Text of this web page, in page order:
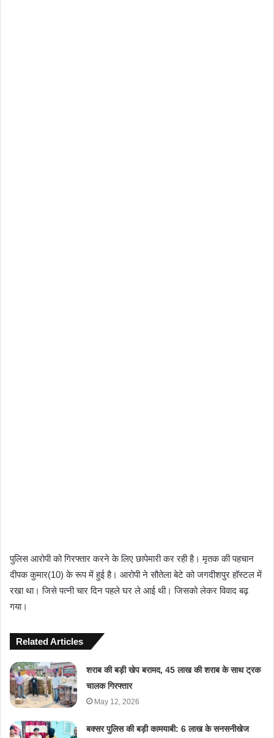
पुलिस आरोपी को गिरफ्तार करने के लिए छापेमारी कर रही है। मृतक की पहचान
दीपक कुमार(10) के रूप में हुई है। आरोपी ने सौतेला बेटे को जगदीशपुर हॉस्टल में
रखा था। जिसे पत्नी चार दिन पहले घर ले आई थी। जिसको लेकर विवाद बढ़
गया।
Related Articles
शराब की बड़ी खेप बरामद, 45 लाख की शराब के साथ ट्रक
चालक गिरफ्तार
May 12, 2026
बक्सर पुलिस की बड़ी कामयाबी: 6 लाख के सनसनीखेज